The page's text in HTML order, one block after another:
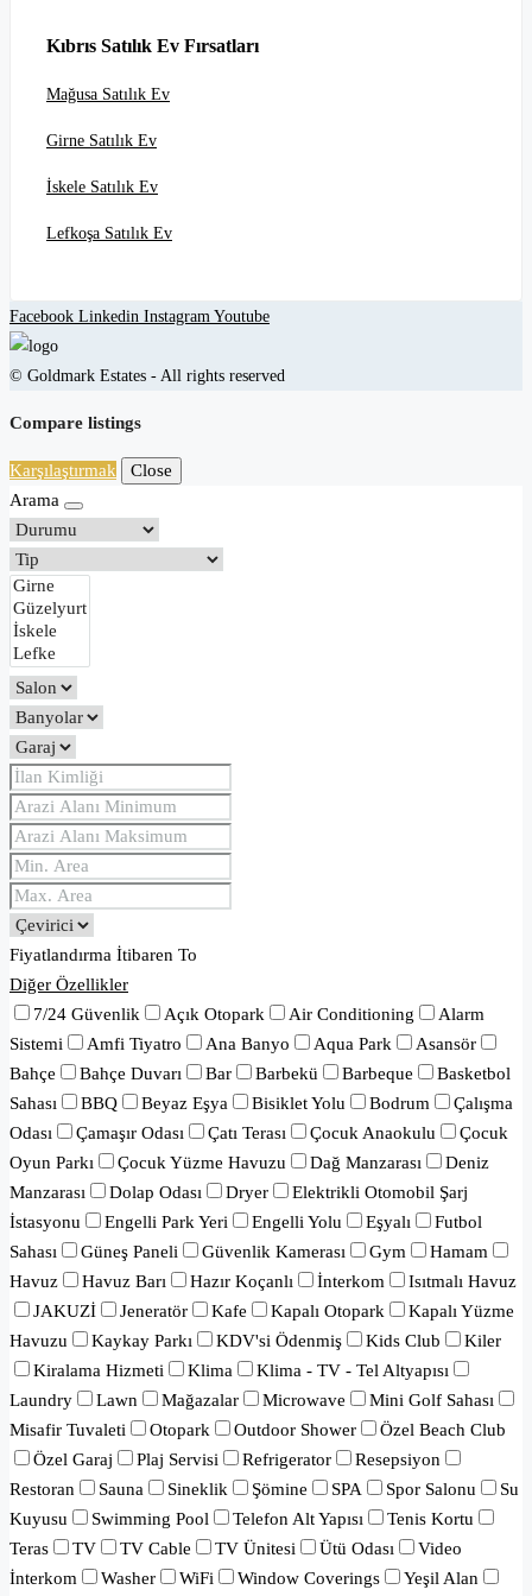
Kıbrıs Satılık Ev Fırsatları
Mağusa Satılık Ev
Girne Satılık Ev
İskele Satılık Ev
Lefkoşa Satılık Ev
Facebook Linkedin Instagram Youtube
© Goldmark Estates - All rights reserved
Compare listings
Karşılaştırmak
Close
Arama
Fiyatlandırma İtibaren To
Diğer Özellikler
7/24 Güvenlik
Açık Otopark Air Conditioning
Alarm
Sistemi
Amfi Tiyatro Ana Banyo Aqua Park
Asansör
Bahçe
Bahçe Duvarı Bar Barbekü Barbeque
Basketbol
Sahası
BBQ Beyaz Eşya Bisiklet Yolu Bodrum
Çalışma
Odası
Çamaşır Odası Çatı Terası Çocuk Anaokulu
Çocuk
Oyun Parkı
Çocuk Yüzme Havuzu Dağ Manzarası
Deniz
Manzarası
Dolap Odası Dryer
Elektrikli Otomobil Şarj
İstasyonu
Engelli Park Yeri Engelli Yolu Eşyalı
Futbol
Sahası
Güneş Paneli Güvenlik Kamerası Gym
Hamam
Havuz
Havuz Barı Hazır Koçanlı İnterkom
Isıtmalı Havuz
JAKUZİ
Jeneratör Kafe Kapalı Otopark
Kapalı Yüzme
Havuzu
Kaykay Parkı KDV'si Ödenmiş Kids Club
Kiler
Kiralama Hizmeti
Klima
Klima - TV - Tel Altyapısı
Laundry
Lawn Mağazalar Microwave
Mini Golf Sahası
Misafir Tuvaleti
Otopark Outdoor Shower
Özel Beach Club
Özel Garaj
Plaj Servisi Refrigerator
Resepsiyon
Restoran
Sauna Sineklik Şömine SPA Spor Salonu
Su
Kuyusu
Swimming Pool Telefon Alt Yapısı
Tenis Kortu
Teras
TV TV Cable TV Ünitesi Ütü Odası
Video
İnterkom
Washer WiFi Window Coverings
Yeşil Alan